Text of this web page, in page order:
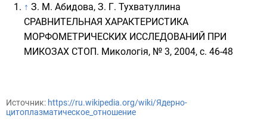
↑ З. М. Абидова, З. Г. Тухватуллина
СРАВНИТЕЛЬНАЯ ХАРАКТЕРИСТИКА
МОРФОМЕТРИЧЕСКИХ ИССЛЕДОВАНИЙ ПРИ
МИКОЗАХ СТОП. Микологія, № 3, 2004, с. 46-48
Источник: https://ru.wikipedia.org/wiki/Ядерно-
цитоплазматическое_отношение